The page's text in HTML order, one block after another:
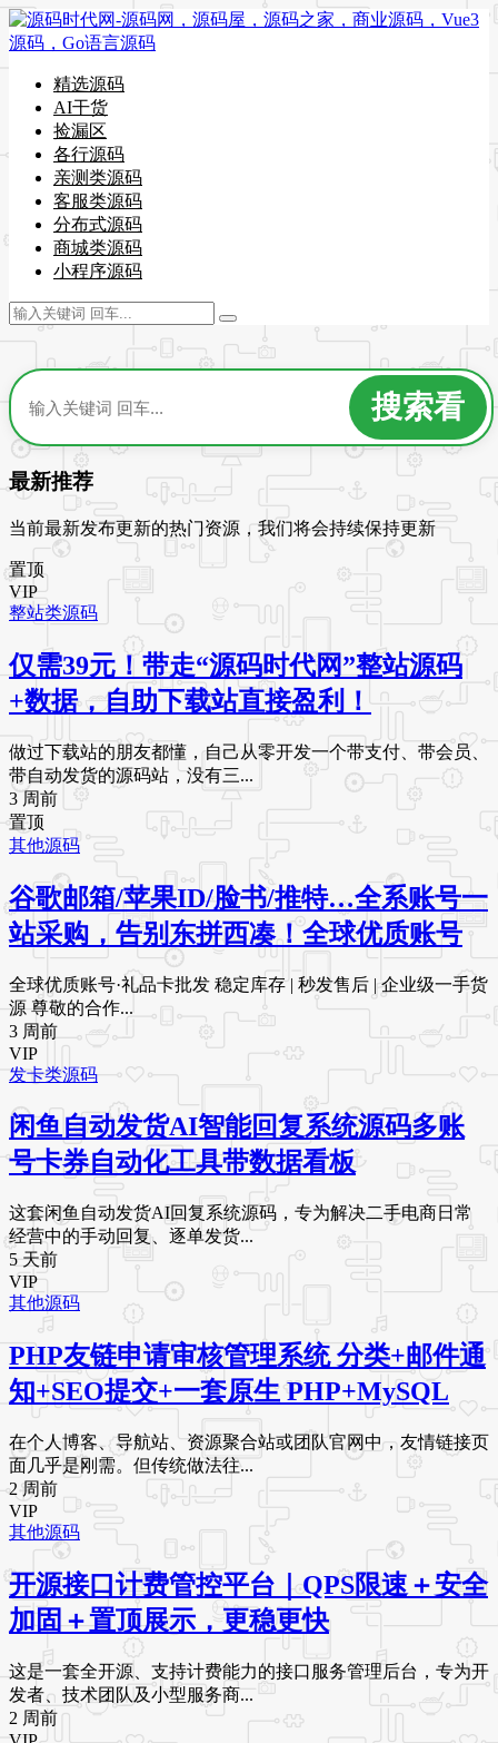
精选源码
AI干货
捡漏区
各行源码
亲测类源码
客服类源码
分布式源码
商城类源码
小程序源码
最新推荐
当前最新发布更新的热门资源，我们将会持续保持更新
置顶
VIP
整站类源码
仅需39元！带走“源码时代网”整站源码
+数据，自助下载站直接盈利！
做过下载站的朋友都懂，自己从零开发一个带支付、带会员、
带自动发货的源码站，没有三...
3 周前
置顶
其他源码
谷歌邮箱/苹果ID/脸书/推特…全系账号一
站采购，告别东拼西凑！全球优质账号
全球优质账号·礼品卡批发 稳定库存 | 秒发售后 | 企业级一手货
源 尊敬的合作...
3 周前
VIP
发卡类源码
闲鱼自动发货AI智能回复系统源码多账
号卡券自动化工具带数据看板
这套闲鱼自动发货AI回复系统源码，专为解决二手电商日常
经营中的手动回复、逐单发货...
5 天前
VIP
其他源码
PHP友链申请审核管理系统 分类+邮件通
知+SEO提交+一套原生 PHP+MySQL
在个人博客、导航站、资源聚合站或团队官网中，友情链接页
面几乎是刚需。但传统做法往...
2 周前
VIP
其他源码
开源接口计费管控平台｜QPS限速＋安全
加固＋置顶展示，更稳更快
这是一套全开源、支持计费能力的接口服务管理后台，专为开
发者、技术团队及小型服务商...
2 周前